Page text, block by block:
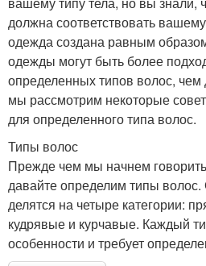
должна соответствовать
одежда создана равным
одежды могут быть более
определенных типов волос, чем
мы рассмотрим некоторые
для определенного типа волос.
Типы волос
Прежде чем мы начнем
давайте определим типы
делятся на четыре категории:
кудрявые и курчавые. Каждый
особенности и требует